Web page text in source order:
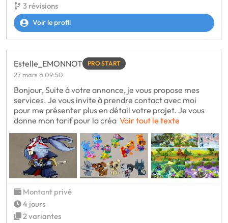
3 révisions
Voir le profil
Estelle_EMONNOT PRO START
27 mars à 09:50
Bonjour, Suite à votre annonce, je vous propose mes
services. Je vous invite à prendre contact avec moi
pour me présenter plus en détail votre projet. Je vous
donne mon tarif pour la créa Voir tout le texte
Montant privé
4 jours
2 variantes